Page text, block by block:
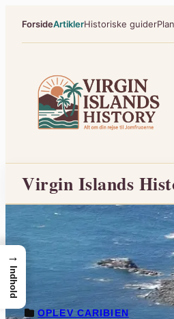
indhold
ForsideArtiklerHistoriske guider
Virgin Islands
OPLEV CARIBIEN
→
Indhold